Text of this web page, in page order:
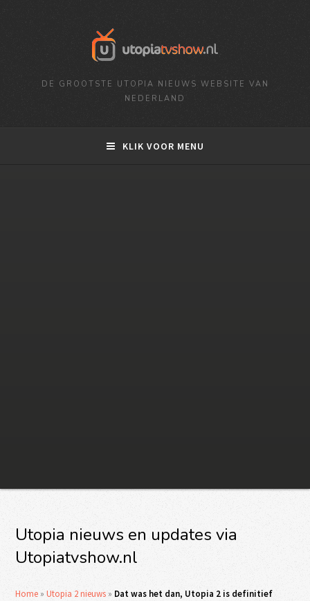
DE GROOTSTE UTOPIA NIEUWS WEBSITE VAN
NEDERLAND
KLIK VOOR MENU
Utopia nieuws en updates via
Utopiatvshow.nl
Home »Utopia 2 nieuws » Dat was het dan, Utopia 2 is definitief